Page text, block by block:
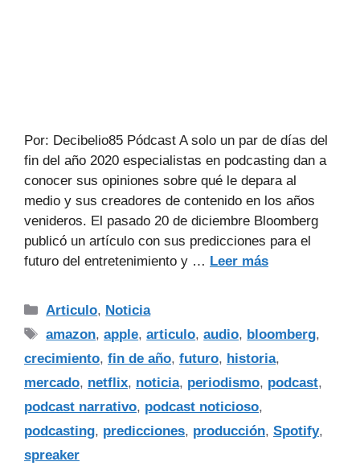
Por: Decibelio85 Pódcast A solo un par de días del
fin del año 2020 especialistas en podcasting dan a
conocer sus opiniones sobre qué le depara al
medio y sus creadores de contenido en los años
venideros. El pasado 20 de diciembre Bloomberg
publicó un artículo con sus predicciones para el
futuro del entretenimiento y … Leer más
Articulo, Noticia
amazon,apple,articulo,audio, bloomberg,
crecimiento, fin de año, futuro, historia,
mercado, netflix, noticia, periodismo, podcast,
podcast narrativo, podcast noticioso,
podcasting, predicciones, producción, Spotify,
spreaker